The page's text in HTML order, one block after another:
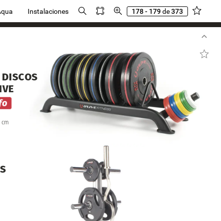
Instalaciones 178 - 179de373
DISCOS
cm